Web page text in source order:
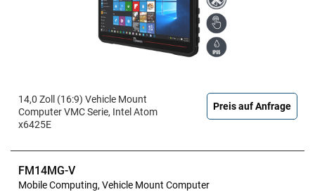
14,0 Zoll (16:9) Vehicle Mount
Computer VMC Serie, Intel Atom
x6425E
Preis auf Anfrage
FM14MG-V
Mobile Computing, Vehicle Mount Computer